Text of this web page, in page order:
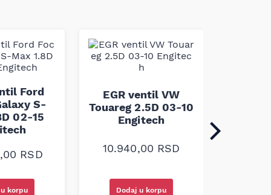
Ford
S-
02-15
RSD
korpu
EGR ventil VW
Touareg 2.5D 03-10
Engitech
10.940,00 RSD
Dodaj u korpu